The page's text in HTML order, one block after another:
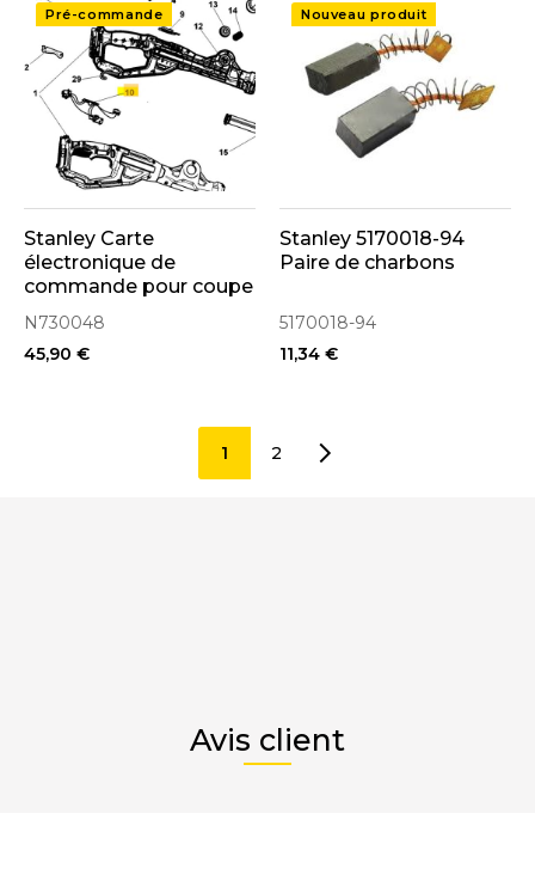
Pré-commande
Stanley Carte
électronique de
commande pour coupe
bordure SFMCST933
(N730048)
N730048
45,90 €
Nouveau produit
Stanley 5170018-94
Paire de charbons
5170018-94
11,34 €
1 2
Avis client